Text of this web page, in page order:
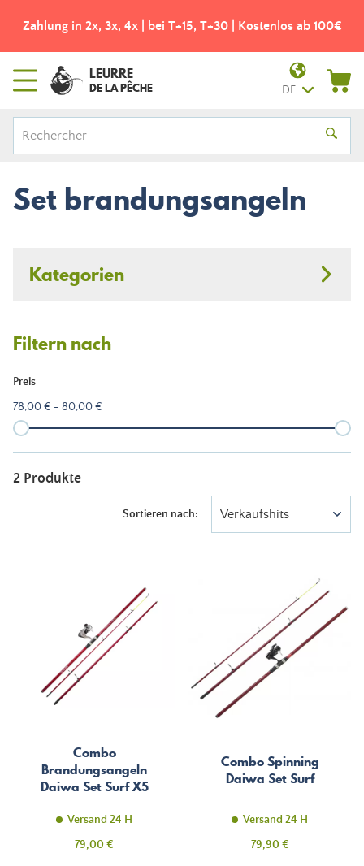
Zahlung in 2x, 3x, 4x | bei T+15, T+30 | Kostenlos ab 100€
LEURRE
DE LA PÊCHE DE
Set brandungsangeln
Kategorien
Filtern nach
Preis
78,00 € - 80,00 €
2 Produkte
Sortieren nach: Verkaufshits
Combo
Brandungsangeln
Daiwa Set Surf X5
Versand 24 H
Preis
79,00 €
Combo Spinning
Daiwa Set Surf
Versand 24 H
Preis
79,90 €